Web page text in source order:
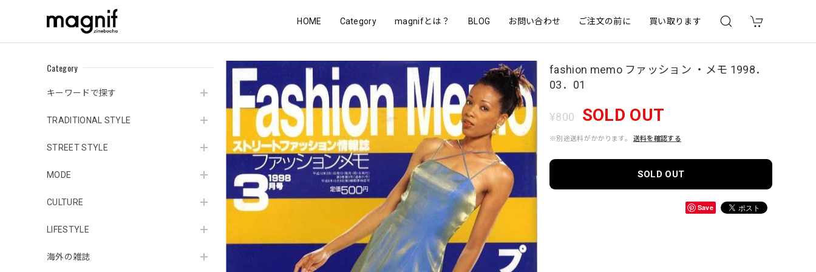
HOME Category magnifとは？ BLOG お問い合わせ ご注文の前に 買い取ります
Category
キーワードで探す
TRADITIONAL STYLE
STREET STYLE
MODE
CULTURE
LIFESTYLE
海外の雑誌
fashion memo ファッション ・メモ 1998．
03．01
¥800 SOLD OUT
※別途送料がかかります。 送料を確認する
SOLD OUT
Save